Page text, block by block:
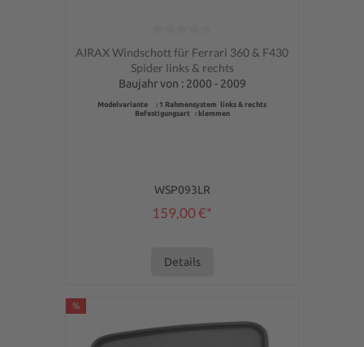
Durchschnittliche Bewertung von 0 von 5 Sternen
AIRAX Windschott für Ferrari 360 & F430
Spider links & rechts
Baujahr von : 2000 - 2009
Modelvariante : 1 Rahmensystem links & rechts
Befestigungsart : klemmen
WSP093LR
159,00 €*
Details
%